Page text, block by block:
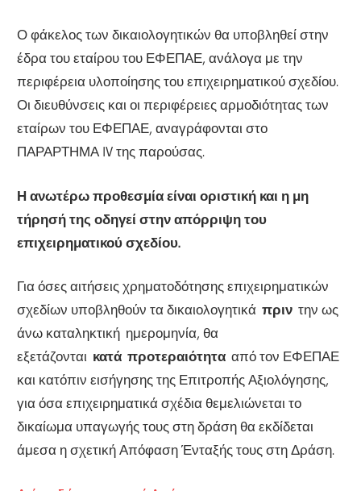
Ο φάκελος των δικαιολογητικών θα υποβληθεί στην
έδρα του εταίρου του ΕΦΕΠΑΕ, ανάλογα με την
περιφέρεια υλοποίησης του επιχειρηματικού σχεδίου.
Οι διευθύνσεις και οι περιφέρειες αρμοδιότητας των
εταίρων του ΕΦΕΠΑΕ, αναγράφονται στο
ΠΑΡΑΡΤΗΜΑ IV της παρούσας.
Η ανωτέρω προθεσμία είναι οριστική και η μη
τήρησή της οδηγεί στην απόρριψη του
επιχειρηματικού σχεδίου.
Για όσες αιτήσεις χρηματοδότησης επιχειρηματικών
σχεδίων υποβληθούν τα δικαιολογητικάπριν την ως
άνω καταληκτική ημερομηνία, θα
εξετάζονται κατά προτεραιότητα από τον ΕΦΕΠΑΕ
και κατόπιν εισήγησης της Επιτροπής Αξιολόγησης,
για όσα επιχειρηματικά σχέδια θεμελιώνεται το
δικαίωμα υπαγωγής τους στη δράση θα εκδίδεται
άμεσα η σχετική Απόφαση Ένταξής τους στη Δράση.